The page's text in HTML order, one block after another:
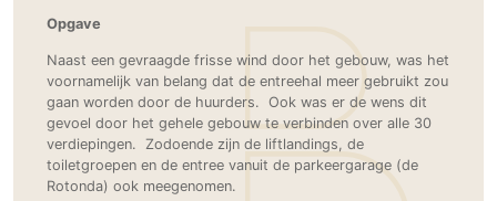
Keukens
Keukenapparatuur
Keukenbladen
Keukenaccessoires
Autolift
3D visualisaties
Gevel
Gevelbekleding
Gevelstenen
Houten buitenvloeren
Natuursteen en keramiek
buitenvloeren
Vlonders
Zonwering
Bijgebouw / Poolhouse
Terrasoverkapping
Tuin
Zwembad
Opgave
Naast een gevraagde frisse wind door het gebouw, was het
voornamelijk van belang dat de entreehal meer gebruikt zou
gaan worden door de huurders. Ook was er de wens dit
gevoel door het gehele gebouw te verbinden over alle 30
verdiepingen. Zodoende zijn de liftlandings, de
toiletgroepen en de entree vanuit de parkeergarage (de
Rotonda) ook meegenomen.